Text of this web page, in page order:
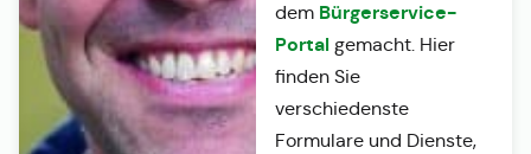
dem Bürgerservice-
Portalgemacht. Hier
finden Sie
verschiedenste
Formulare und Dienste,